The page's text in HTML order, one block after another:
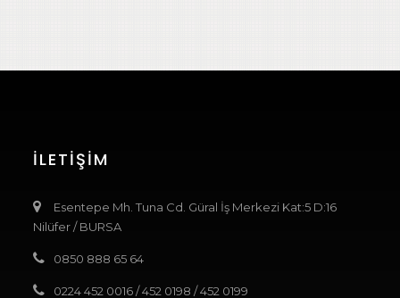
İLETIŞIM
Esentepe Mh. Tuna Cd. Güral İş Merkezi Kat:5 D:16
Nilüfer / BURSA
0850 888 65 64
0224 452 0016/452 0198/452 0199